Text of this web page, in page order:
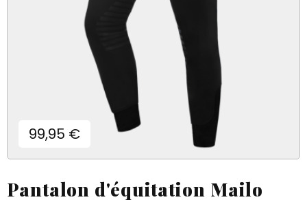
Prix
99,95 €
Pantalon d'équitation Mailo